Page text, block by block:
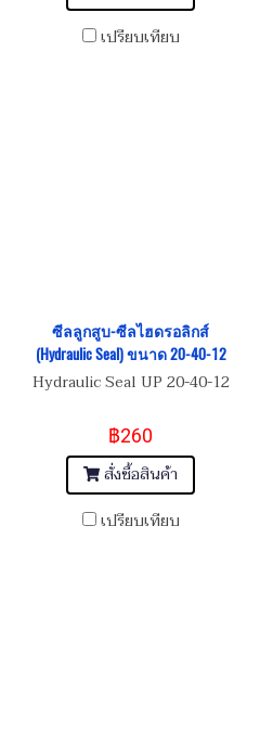
เปรียบเทียบ
ซีลลูกสูบ-ซีลไฮดรอลิกส์
(Hydraulic Seal) ขนาด 20-40-12
Hydraulic Seal UP 20-40-12
฿260
สั่งซื้อสินค้า
เปรียบเทียบ